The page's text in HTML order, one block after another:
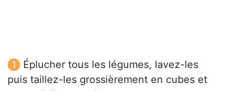
Éplucher tous les légumes, lavez-les
puis taillez-les grossièrement en cubes et